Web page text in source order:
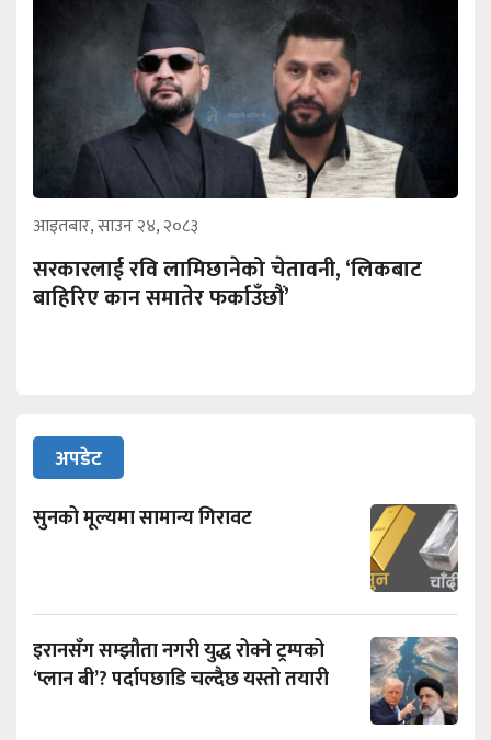
आइतबार, साउन २४, २०८३
सरकारलाई रवि लामिछानेको चेतावनी, ‘लिकबाट
बाहिरिए कान समातेर फर्काउँछौं’
अपडेट
सुनको मूल्यमा सामान्य गिरावट
इरानसँग सम्झौता नगरी युद्ध रोक्ने ट्रम्पको
‘प्लान बी’? पर्दापछाडि चल्दैछ यस्तो तयारी